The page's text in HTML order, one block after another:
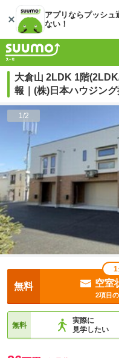
アプリならプッシュ
ない！
大倉山 2LDK 1階
報｜(株)日本ハウジン
1/2
1
無料 空室
2項目
無料
実際に
見学したい